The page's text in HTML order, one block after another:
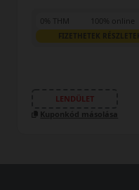
0% THM 100% online
FIZETHETEK
LENDÜLET
Kuponkód másolása